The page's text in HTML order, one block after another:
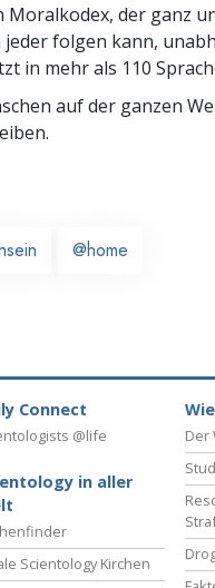
Moralkodex, der ganz
folgen kann,
in mehr als 110
auf der ganzen
@home
Connect
@life
in aller
Scientology Kirchen
Der